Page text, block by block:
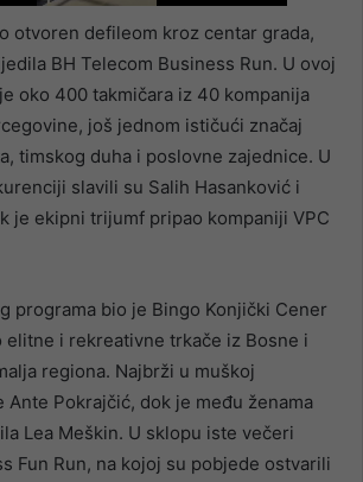
otvoren defileom kroz centar grada,
BH Telecom Business Run. U ovoj
oko 400 takmičara iz 40 kompanija
još jednom ističući značaj
timskog duha i poslovne zajednice. U
slavili su Salih Hasanković i
je ekipni trijumf pripao kompaniji VPC
programa bio je Bingo Konjički Cener
elitne i rekreativne trkače iz Bosne i
regiona. Najbrži u muškoj
Pokrajčić, dok je među ženama
Lea Meškin. U sklopu iste večeri
Fun Run, na kojoj su pobjede ostvarili